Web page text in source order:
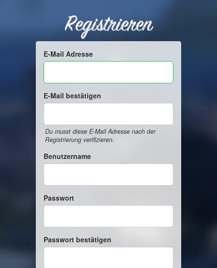
Registrieren
E-Mail Adresse
E-Mail bestätigen
Du musst diese E-Mail Adresse nach der
Registrierung verifizieren.
Benutzername
Passwort
Passwort bestätigen